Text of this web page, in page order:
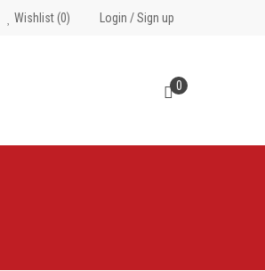
Wishlist(0) Login /Sign up
0